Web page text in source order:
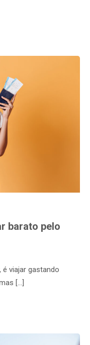
barato pelo
é viajar gastando
[…]